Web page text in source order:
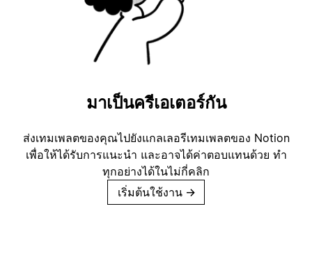
มาเป็นครีเอเตอร์กัน
ส่งเทมเพลตของคุณไปยังแกลเลอรีเทมเพลตของ Notion
เพื่อให้ได้รับการแนะนำ และอาจได้ค่าตอบแทนด้วย ทำ
ทุกอย่างได้ในไม่กี่คลิก
เริ่มต้นใช้งาน →